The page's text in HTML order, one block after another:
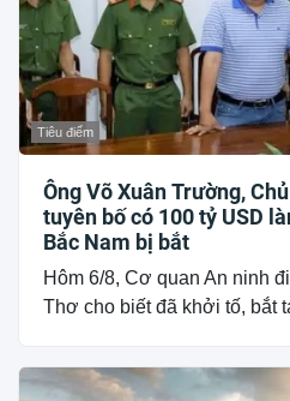
Tiêu điểm
Ông Võ Xuân Trường,
tuyên bố có 100 tỷ USD
Bắc Nam bị bắt
Hôm 6/8, Cơ quan An ninh
Thơ cho biết đã khởi tố, bắt